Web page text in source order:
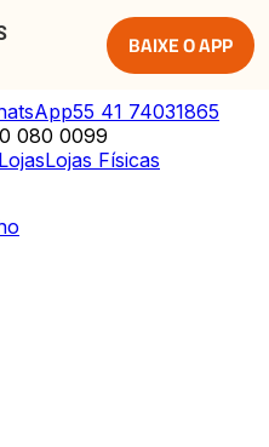
BAIXE O APP
55 41 74031865
080 0099
LojasLojas Físicas